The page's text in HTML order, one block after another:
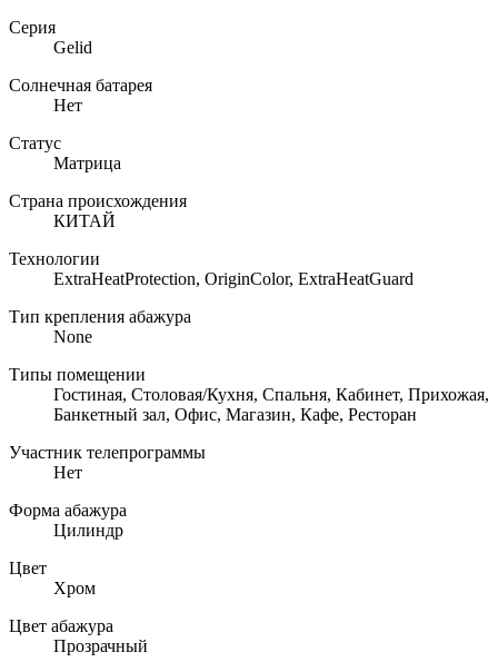
Серия
Gelid
Солнечная батарея
Нет
Статус
Матрица
Страна происхождения
КИТАЙ
Технологии
ExtraHeatProtection, OriginColor, ExtraHeatGuard
Тип крепления абажура
None
Типы помещении
Гостиная, Столовая/Кухня, Спальня, Кабинет, Прихожая,
Банкетный зал, Офис, Магазин, Кафе, Ресторан
Участник телепрограммы
Нет
Форма абажура
Цилиндр
Цвет
Хром
Цвет абажура
Прозрачный